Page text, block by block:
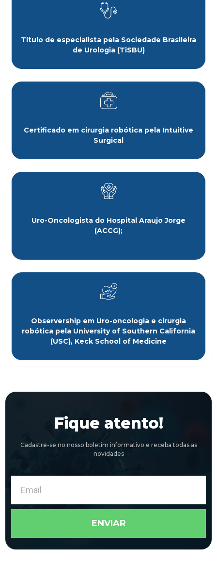
Título de especialista pela Sociedade Brasileira
de Urologia (TiSBU)
Certificado em cirurgia robótica pela Intuitive
Surgical
Uro-Oncologista do Hospital Araujo Jorge
(ACCG);
Observership em Uro-oncologia e cirurgia
robótica pela University of Southern California
(USC), Keck School of Medicine
Fique atento!
Cadastre-se no nosso boletim informativo e receba todas as
novidades
ENVIAR